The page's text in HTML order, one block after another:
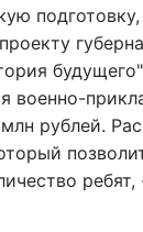
военно-
рублей.
ребят,